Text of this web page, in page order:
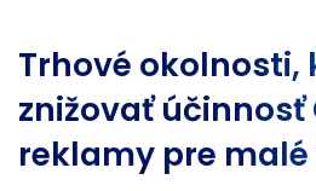
Trhové okolnosti,
znižovať účinnosť
reklamy pre